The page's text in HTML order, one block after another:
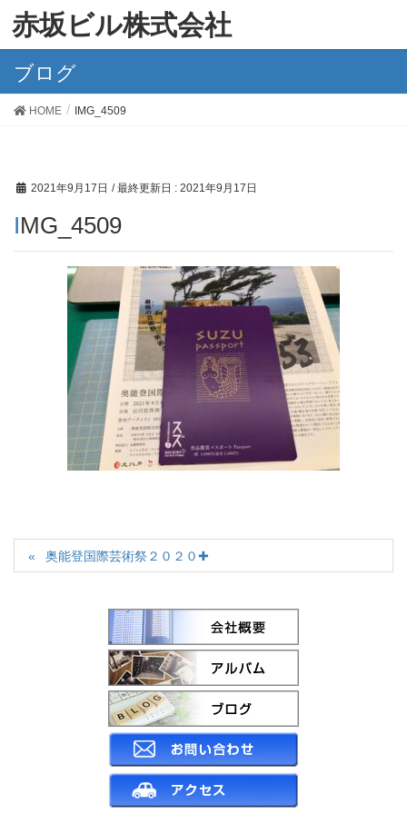
赤坂ビル株式会社
ブログ
HOME IMG_4509
2021年9月17日 / 最終更新日 : 2021年9月17日
IMG_4509
奥能登国際芸術祭２０２０✚